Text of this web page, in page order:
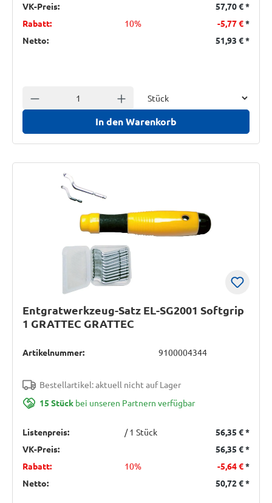
VK-Preis:
57,70 €*
Rabatt:
10% -5,77 €*
Netto:
51,93 €*
Anzahl verringern Anzahl erhöhen
In den Warenkorb
Entgratwerkzeug-Satz EL-SG2001 Softgrip
1 GRATTEC GRATTEC
Artikelnummer: 9100004344
Bestellartikel: aktuell nicht auf Lager
15 Stück bei unseren Partnern verfügbar
Listenpreis: / 1 Stück 56,35 €*
VK-Preis:
56,35 €*
Rabatt:
10% -5,64 €*
Netto:
50,72 €*